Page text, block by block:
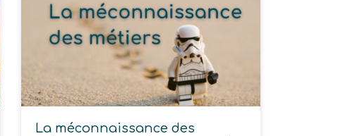
La méconnaissance des